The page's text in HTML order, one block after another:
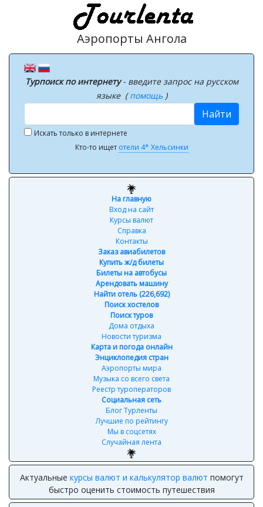
Аэропорты Ангола
Турпоиск по интернету- введите запрос на русском
языке (помощь )
Найти
Искать только в интернете
Кто-то ищет отели 4* Хельсинки
На главную
Вход на сайт
Курсы валют
Справка
Контакты
Заказ авиабилетов
Купить ж/д билеты
Билеты на автобусы
Арендовать машину
Найти отель (226,692)
Поиск хостелов
Поиск туров
Дома отдыха
Новости туризма
Карта и погода онлайн
Энциклопедия стран
Аэропорты мира
Музыка со всего света
Реестр туроператоров
Социальная сеть
Блог Турленты
Лучшие по рейтингу
Мы в соцсетях
Случайная лента
Актуальные курсы валют и калькулятор валют помогут
быстро оценить стоимость путешествия